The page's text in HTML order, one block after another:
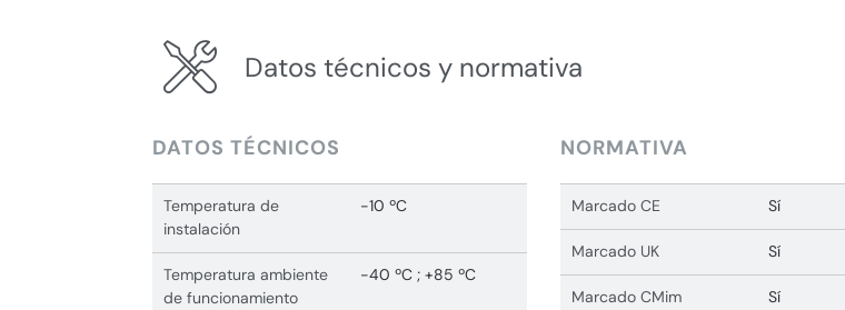
Datos técnicos y normativa
DATOS TÉCNICOS
Temperatura de
instalación
-10 ºC
Temperatura ambiente
de funcionamiento
-40 ºC ; +85 ºC
NORMATIVA
Marcado CE Sí
Marcado UK Sí
Marcado CMim Sí